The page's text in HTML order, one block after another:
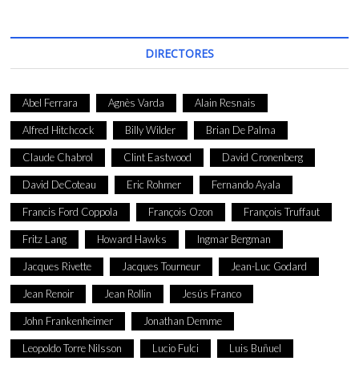
DIRECTORES
Abel Ferrara Agnès Varda Alain Resnais
Alfred Hitchcock Billy Wilder Brian De Palma
Claude Chabrol Clint Eastwood David Cronenberg
David DeCoteau Eric Rohmer Fernando Ayala
Francis Ford Coppola François Ozon François Truffaut
Fritz Lang Howard Hawks Ingmar Bergman
Jacques Rivette Jacques Tourneur Jean-Luc Godard
Jean Renoir Jean Rollin Jesús Franco
John Frankenheimer Jonathan Demme
Leopoldo Torre Nilsson Lucio Fulci Luis Buñuel